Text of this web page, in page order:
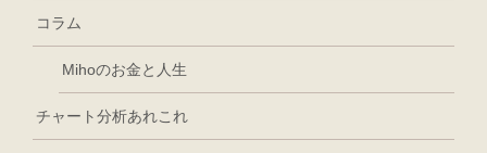
コラム
Mihoのお金と人生
チャート分析あれこれ